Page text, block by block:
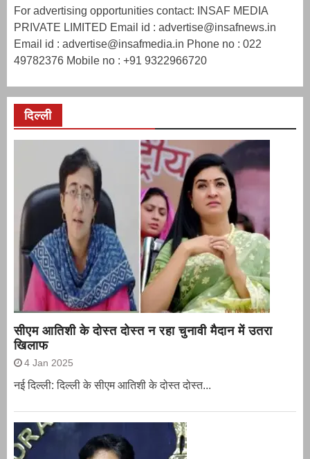
For advertising opportunities contact: INSAF MEDIA
PRIVATE LIMITED Email id : advertise@insafnews.in
Email id : advertise@insafmedia.in Phone no : 022
49782376 Mobile no : +91 9322966720
दिल्ली
सीएम आतिशी के दोस्त दोस्त न रहा चुनावी मैदान में उतरा
खिलाफ
4 Jan 2025
नई दिल्ली: दिल्ली के सीएम आतिशी के दोस्त दोस्त...